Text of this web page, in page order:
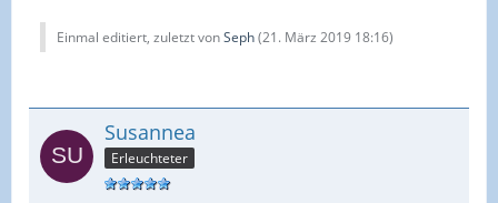
Einmal editiert, zuletzt vonSeph(21. März 2019 18:16)
Susannea
Erleuchteter